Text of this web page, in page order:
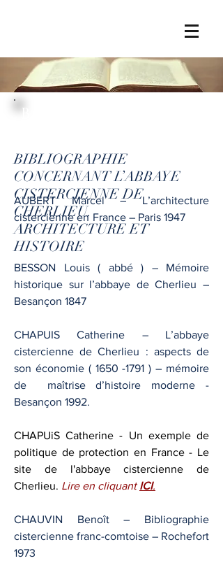
BIBLIOGRAPHIE
AUBERT Marcel – L’architecture
cistercienne en France – Paris 1947
BESSON Louis ( abbé ) – Mémoire
historique sur l’abbaye de Cherlieu –
Besançon 1847
CHAPUIS Catherine – L’abbaye
cistercienne de Cherlieu : aspects de
son économie ( 1650 -1791 ) – mémoire
de maîtrise d’histoire moderne -
Besançon 1992.
CHAPUiS Catherine - Un exemple de
politique de protection en France - Le
site de l'abbaye cistercienne de
Cherlieu. Lire en cliquant ICI.
CHAUVIN Benoît – Bibliographie
cistercienne franc-comtoise – Rochefort
1973
BIBLIOGRAPHIE
CONCERNANT L’ABBAYE
CISTERCIENNE DE
CHERLIEU.
ARCHITECTURE ET
HISTOIRE